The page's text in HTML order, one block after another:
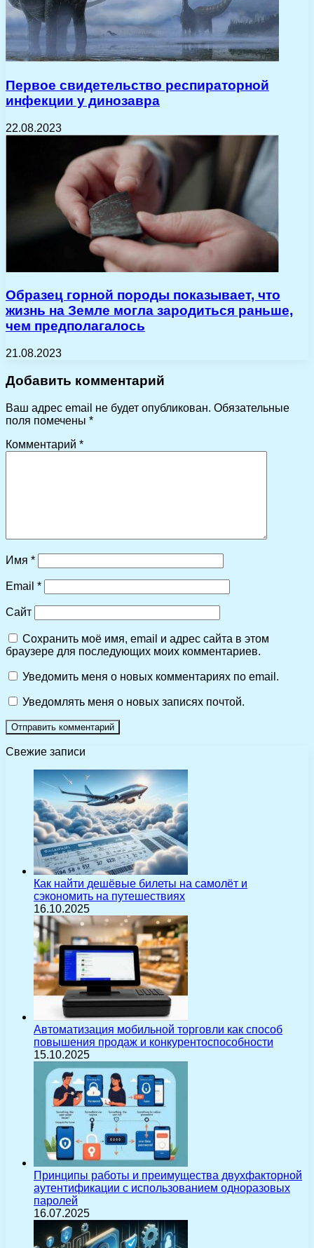
Первое свидетельство респираторной
инфекции у динозавра
22.08.2023
Образец горной породы показывает, что
жизнь на Земле могла зародиться раньше,
чем предполагалось
21.08.2023
Добавить комментарий
Ваш адрес email не будет опубликован. Обязательные
поля помечены *
Комментарий *
Имя *
Email *
Сайт
Сохранить моё имя, email и адрес сайта в этом
браузере для последующих моих комментариев.
Уведомить меня о новых комментариях по email.
Уведомлять меня о новых записях почтой.
Свежие записи
Как найти дешёвые билеты на самолёт и
сэкономить на путешествиях
16.10.2025
Автоматизация мобильной торговли как способ
повышения продаж и конкурентоспособности
15.10.2025
Принципы работы и преимущества двухфакторной
аутентификации с использованием одноразовых
паролей
16.07.2025